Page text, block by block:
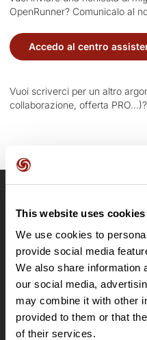
This website uses cookies
We use cookies to
provide social media
We also share information
our social media,
may combine it with other
provided to them or that
of their services.
OpenRunner? Comunicalo al
Accedo al centro
Vuoi scriverci per un altro
collaborazione, offerta PRO...)?
OpenRunner
Team
Lavora con noi
Riguardo a
Contatti
Le Mag'
Offerte